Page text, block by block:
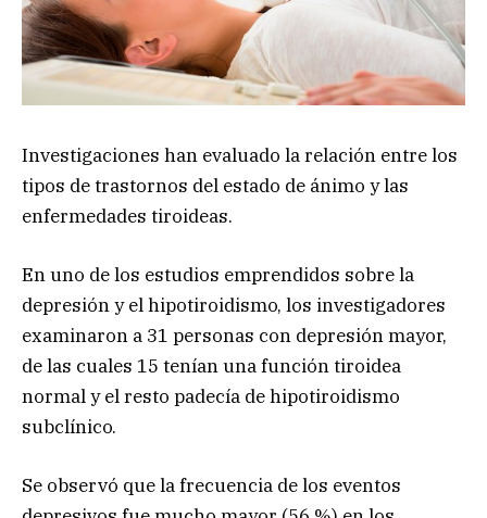
Investigaciones han evaluado la relación entre los
tipos de trastornos del estado de ánimo y las
enfermedades tiroideas.
En uno de los estudios emprendidos sobre la
depresión y el hipotiroidismo, los investigadores
examinaron a 31 personas con depresión mayor,
de las cuales 15 tenían una función tiroidea
normal y el resto padecía de hipotiroidismo
subclínico.
Se observó que la frecuencia de los eventos